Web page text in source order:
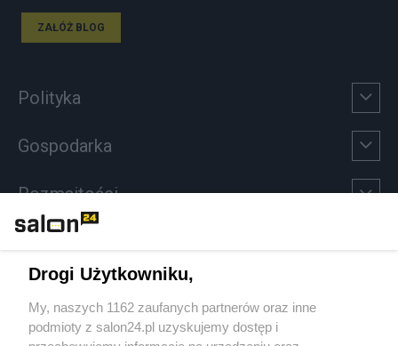
ZAŁÓŻ BLOG
Polityka
Gospodarka
Rozmaitości
Sport
Społeczeństwo
Drogi Użytkowniku,
My, naszych 1162 zaufanych partnerów oraz inne
podmioty z salon24.pl uzyskujemy dostęp i